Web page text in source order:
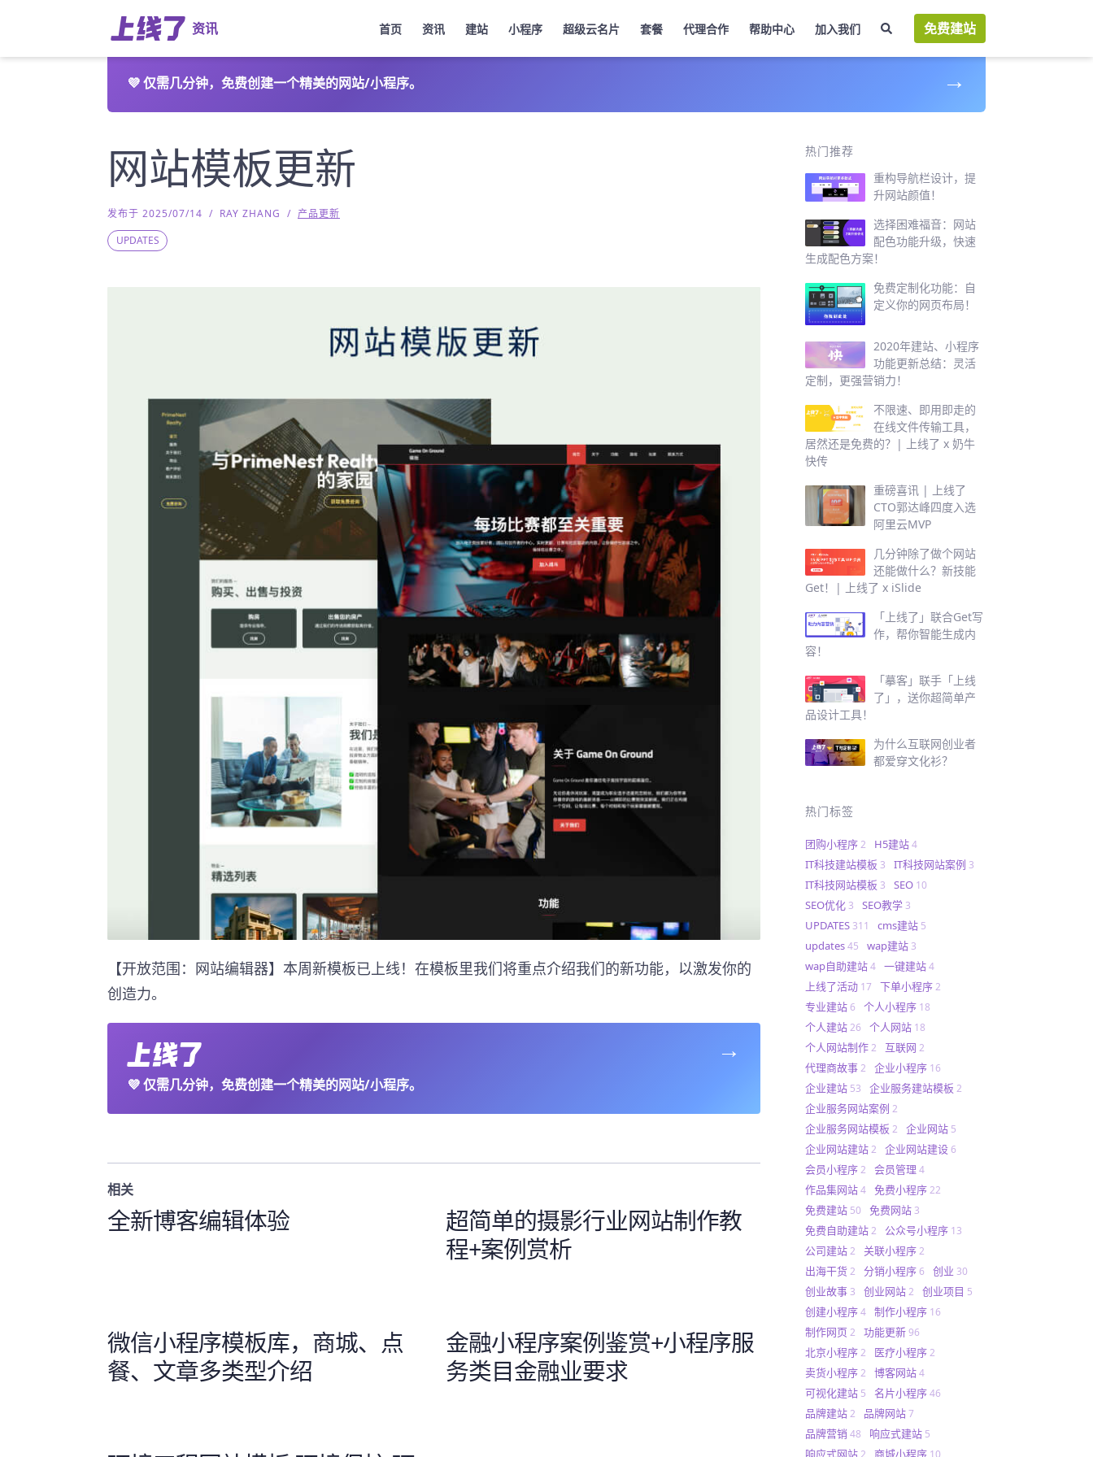
资讯 首页 资讯 建站 小程序 超级云名片 套餐 代理合作 帮助中心 加入我们 免费建站
💜仅需几分钟，免费创建一个精美的网站/小程序。 →
网站模板更新
发布于 2025/07/14 / RAY ZHANG / 产品更新
UPDATES
【开放范围：网站编辑器】本周新模板已上线！在模板里我们将重点介绍我们的新功能，以激发你的
创造力。
💜仅需几分钟，免费创建一个精美的网站/小程序。
→
相关
全新博客编辑体验
超简单的摄影行业网站制作教
程+案例赏析
微信小程序模板库，商城、点
餐、文章多类型介绍
金融小程序案例鉴赏+小程序服
务类目金融业要求
热门推荐
重构导航栏设计，提
升网站颜值！
选择困难福音：网站
配色功能升级，快速
生成配色方案！
免费定制化功能：自
定义你的网页布局！
2020年建站、小程序
功能更新总结：灵活
定制，更强营销力！
不限速、即用即走的
在线文件传输工具，
居然还是免费的？| 上线了 x 奶牛
快传
重磅喜讯 | 上线了
CTO郭达峰四度入选
阿里云MVP
几分钟除了做个网站
还能做什么？新技能
Get！| 上线了 x iSlide
「上线了」联合Get写
作，帮你智能生成内
容！
「摹客」联手「上线
了」，送你超简单产
品设计工具！
为什么互联网创业者
都爱穿文化衫？
热门标签
团购小程序 2 H5建站 4
IT科技建站模板 3 IT科技网站案例 3
IT科技网站模板 3 SEO 10
SEO优化 3 SEO教学 3
UPDATES 311 cms建站 5
updates 45 wap建站 3
wap自助建站 4 一键建站 4
上线了活动 17 下单小程序 2
专业建站 6 个人小程序 18
个人建站 26 个人网站 18
个人网站制作 2 互联网 2
代理商故事 2 企业小程序 16
企业建站 53 企业服务建站模板 2
企业服务网站案例 2
企业服务网站模板 2 企业网站 5
企业网站建站 2 企业网站建设 6
会员小程序 2 会员管理 4
作品集网站 4 免费小程序 22
免费建站 50 免费网站 3
免费自助建站 2 公众号小程序 13
公司建站 2 关联小程序 2
出海干货 2 分销小程序 6 创业 30
创业故事 3 创业网站 2 创业项目 5
创建小程序 4 制作小程序 16
制作网页 2 功能更新 96
北京小程序 2 医疗小程序 2
卖货小程序 2 博客网站 4
可视化建站 5 名片小程序 46
品牌建站 2 品牌网站 7
品牌营销 48 响应式建站 5
响应式网站 2 商城小程序 10